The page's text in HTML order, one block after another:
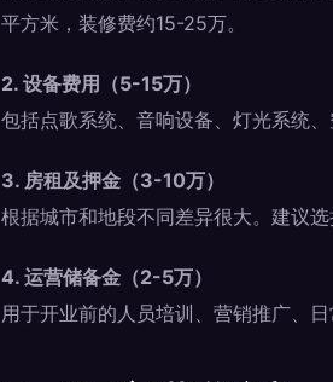
平方米，装修费约15-25万。
2. 设备费用（5-15万）
包括点歌系统、音响设备、灯光系统
3. 房租及押金（3-10万）
根据城市和地段不同差异很大。建议
4. 运营储备金（2-5万）
用于开业前的人员培训、营销推广、日